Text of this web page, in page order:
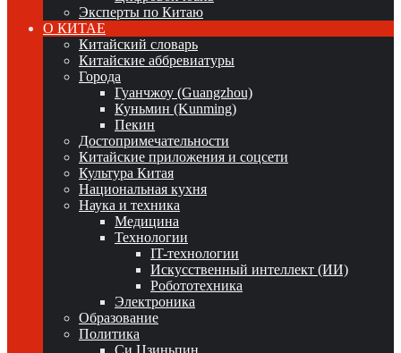
Эксперты по Китаю
О КИТАЕ
Китайский словарь
Китайские аббревиатуры
Города
Гуанчжоу (Guangzhou)
Куньмин (Kunming)
Пекин
Достопримечательности
Китайские приложения и соцсети
Культура Китая
Национальная кухня
Наука и техника
Медицина
Технологии
IT-технологии
Искусственный интеллект (ИИ)
Робототехника
Электроника
Образование
Политика
Си Цзиньпин